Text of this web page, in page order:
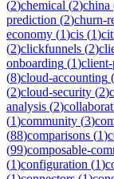
(2)chemical (2)china
prediction (2)churn-
economy (1)cis (1)
(2)clickfunnels (2)
onboarding (1)
(8)cloud-accounting (
(2)cloud-security (2)
analysis (2)
(1)community (3)
(88)comparisons (1)
(99)composable-
(1)configuration (1)